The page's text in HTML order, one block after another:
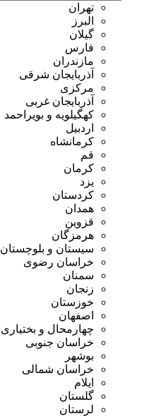
تهران
البرز
گیلان
فارس
مازندران
آذربایجان شرقی
مرکزی
آذربایجان غربی
کهگیلویه و بویراحمد
اردبیل
کرمانشاه
قم
کرمان
یزد
کردستان
همدان
قزوین
هرمزگان
سیستان و بلوچستان
خراسان رضوی
سمنان
زنجان
خوزستان
اصفهان
چهارمحال و بختیاری
خراسان جنوبی
بوشهر
خراسان شمالی
ایلام
گلستان
لرستان